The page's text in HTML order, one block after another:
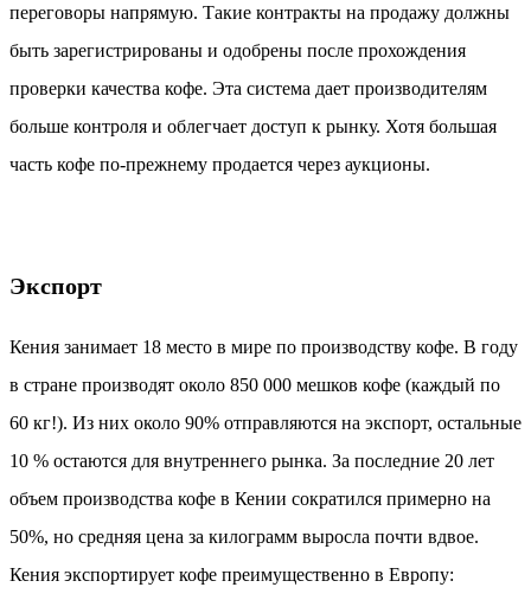
переговоры напрямую. Такие контракты на продажу должны
быть зарегистрированы и одобрены после прохождения
проверки качества кофе. Эта система дает производителям
больше контроля и облегчает доступ к рынку. Хотя большая
часть кофе по-прежнему продается через аукционы.
Экспорт
Кения занимает 18 место в мире по производству кофе. В году
в стране производят около 850 000 мешков кофе (каждый по
60 кг!). Из них около 90% отправляются на экспорт, остальные
10 % остаются для внутреннего рынка. За последние 20 лет
объем производства кофе в Кении сократился примерно на
50%, но средняя цена за килограмм выросла почти вдвое.
Кения экспортирует кофе преимущественно в Европу: